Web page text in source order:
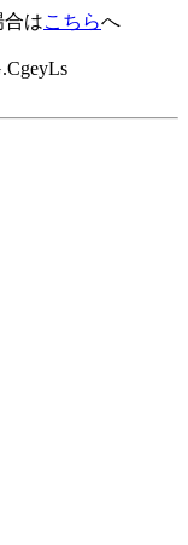
合はこちらへ